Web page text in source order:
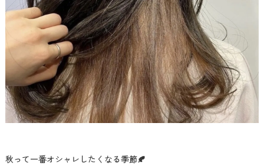
秋って一番オシャレしたくなる季節🍂